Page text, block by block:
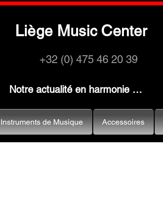
Liège Music Center
+32 (0) 475 46 20 39
Notre actualité en harmonie …
Instruments de Musique Accessoires